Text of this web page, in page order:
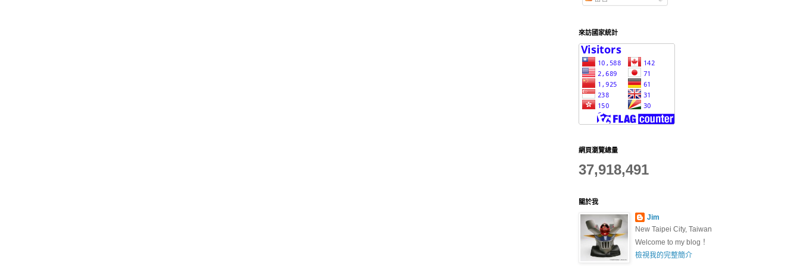
來訪國家統計
網頁瀏覽總量
37,918,491
關於我
Jim
New Taipei City, Taiwan
Welcome to my blog！
檢視我的完整簡介